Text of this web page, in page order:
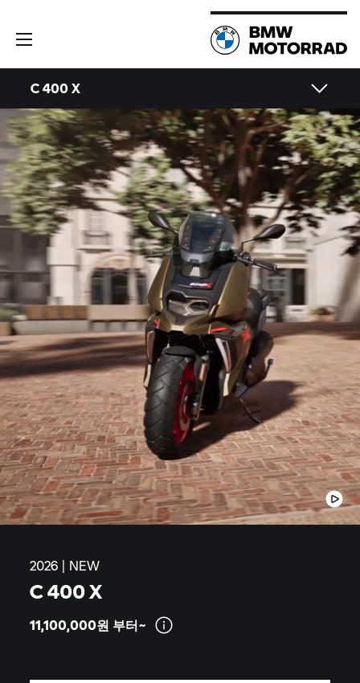
C 400 X
2026 | NEW
C 400 X
11,100,000원 부터~